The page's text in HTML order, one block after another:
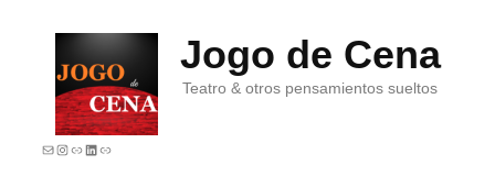
Jogo de Cena
Teatro & otros pensamientos sueltos
E-mailInstagram
LinkLinkedIn
Link